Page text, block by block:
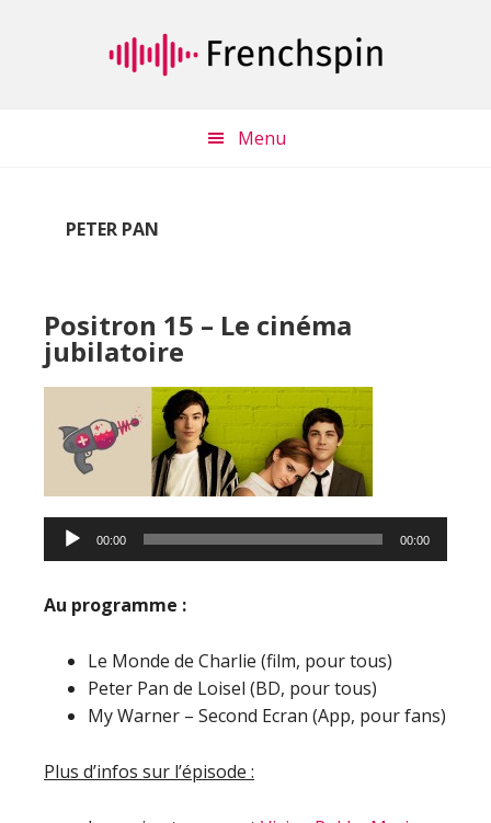
Menu
PETER PAN
Positron 15 – Le cinéma
jubilatoire
00:00 00:00
Au programme :
Le Monde de Charlie (film, pour tous)
Peter Pan de Loisel (BD, pour tous)
My Warner – Second Ecran (App, pour fans)
Plus d’infos sur l’épisode :